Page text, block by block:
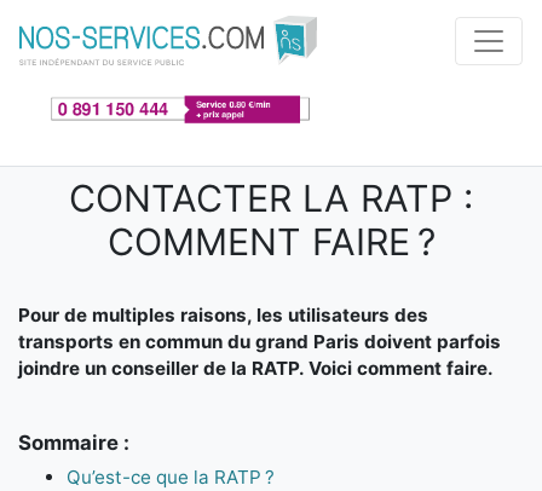
Aller au contenu principal
CONTACTER LA RATP :
COMMENT FAIRE ?
Pour de multiples raisons, les utilisateurs des
transports en commun du grand Paris doivent parfois
joindre un conseiller de la RATP. Voici comment faire.
Sommaire :
Qu’est-ce que la RATP ?